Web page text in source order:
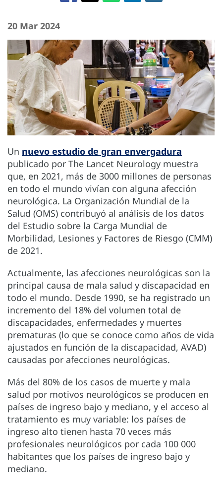
20 Mar 2024
Un nuevo estudio de gran envergadura
publicado por The Lancet Neurology muestra
que, en 2021, más de 3000 millones de personas
en todo el mundo vivían con alguna afección
neurológica. La Organización Mundial de la
Salud (OMS) contribuyó al análisis de los datos
del Estudio sobre la Carga Mundial de
Morbilidad, Lesiones y Factores de Riesgo (CMM)
de 2021.
Actualmente, las afecciones neurológicas son la
principal causa de mala salud y discapacidad en
todo el mundo. Desde 1990, se ha registrado un
incremento del 18% del volumen total de
discapacidades, enfermedades y muertes
prematuras (lo que se conoce como años de vida
ajustados en función de la discapacidad, AVAD)
causadas por afecciones neurológicas.
Más del 80% de los casos de muerte y mala
salud por motivos neurológicos se producen en
países de ingreso bajo y mediano, y el acceso al
tratamiento es muy variable: los países de
ingreso alto tienen hasta 70 veces más
profesionales neurológicos por cada 100 000
habitantes que los países de ingreso bajo y
mediano.